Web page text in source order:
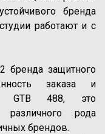
бренда
работают и с
бренда защитного
заказа и
GTB 488, это
различного рода
брендов.